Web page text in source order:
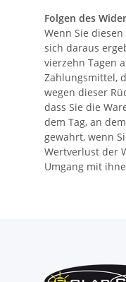
Folgen des
Wenn Sie
sich daraus
vierzehn Tagen
Zahlungsmittel,
wegen dieser
dass Sie die
dem Tag, an
gewahrt, wenn
Wertverlust der
Umgang mit